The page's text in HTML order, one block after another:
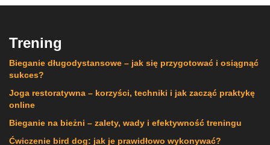
Trening
Bieganie długodystansowe – jak się przygotować i osiągnąć
sukces?
Joga restoratywna – korzyści, techniki i jak zacząć praktykę
online
Bieganie na bieżni – zalety, wady i efektywność treningu
Ćwiczenie bird dog: jak je prawidłowo wykonywać?